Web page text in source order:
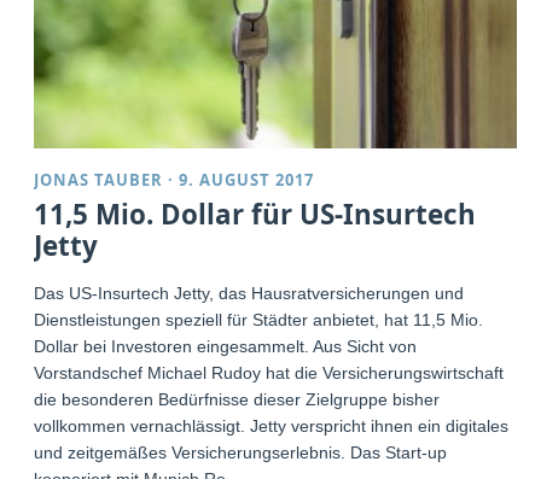
JONAS TAUBER ·9. AUGUST 2017
11,5 Mio. Dollar für US-Insurtech
Jetty
Das US-Insurtech Jetty, das Hausratversicherungen und
Dienstleistungen speziell für Städter anbietet, hat 11,5 Mio.
Dollar bei Investoren eingesammelt. Aus Sicht von
Vorstandschef Michael Rudoy hat die Versicherungswirtschaft
die besonderen Bedürfnisse dieser Zielgruppe bisher
vollkommen vernachlässigt. Jetty verspricht ihnen ein digitales
und zeitgemäßes Versicherungserlebnis. Das Start-up